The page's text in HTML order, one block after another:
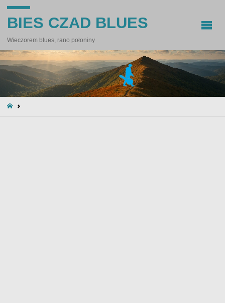
BIES CZAD BLUES
Wieczorem blues, rano połoniny
STRONA